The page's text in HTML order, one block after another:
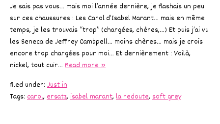
Je sais pas vous… mais moi l’année dernière, je flashais un peu
sur ces chaussures : Les Carol d’Isabel Marant… mais en même
temps, je les trouvais “trop” (chargées, chères,…) Et puis j’ai vu
les Seneca de Jeffrey Cambpell… moins chères… mais je crois
encore trop chargées pour moi… Et dernièrement : Voilà,
nickel, tout cuir… Read more »
filed under: Just in
Tags: carol,ersatz,isabel marant,la redoute,soft grey